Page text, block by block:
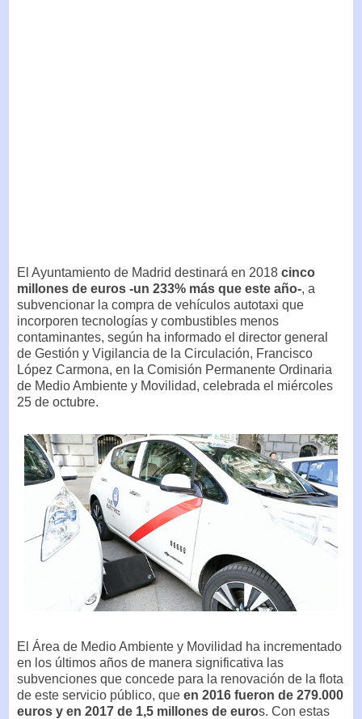
El Ayuntamiento de Madrid destinará en 2018 cinco
millones de euros -un 233% más que este año-, a
subvencionar la compra de vehículos autotaxi que
incorporen tecnologías y combustibles menos
contaminantes, según ha informado el director general
de Gestión y Vigilancia de la Circulación, Francisco
López Carmona, en la Comisión Permanente Ordinaria
de Medio Ambiente y Movilidad, celebrada el miércoles
25 de octubre.
El Área de Medio Ambiente y Movilidad ha incrementado
en los últimos años de manera significativa las
subvenciones que concede para la renovación de la flota
de este servicio público, que en 2016 fueron de 279.000
euros y en 2017 de 1,5 millones de euros. Con estas